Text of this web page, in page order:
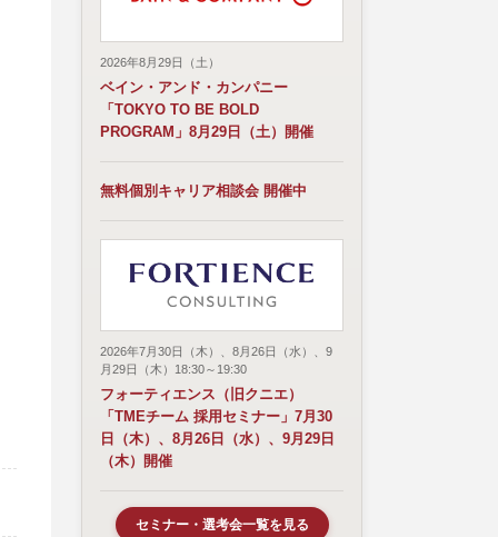
2026年8月29日（土）
ベイン・アンド・カンパニー
「TOKYO TO BE BOLD
PROGRAM」8月29日（土）開催
無料個別キャリア相談会 開催中
2026年7月30日（木）、8月26日（水）、9
月29日（木）18:30～19:30
フォーティエンス（旧クニエ）
「TMEチーム 採用セミナー」7月30
日（木）、8月26日（水）、9月29日
（木）開催
セミナー・選考会一覧を見る